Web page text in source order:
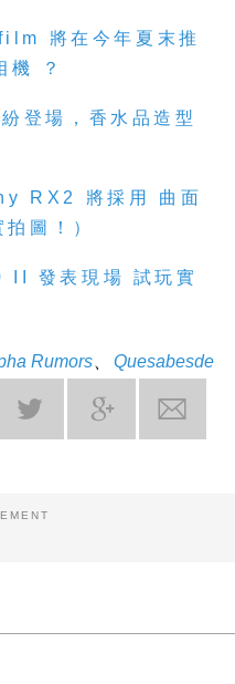
將在今年夏末推
機 ？
登場，香水品造型
RX2 將採用 曲面
圖！）
發表現場 試玩實
Rumors、 Quesabesde